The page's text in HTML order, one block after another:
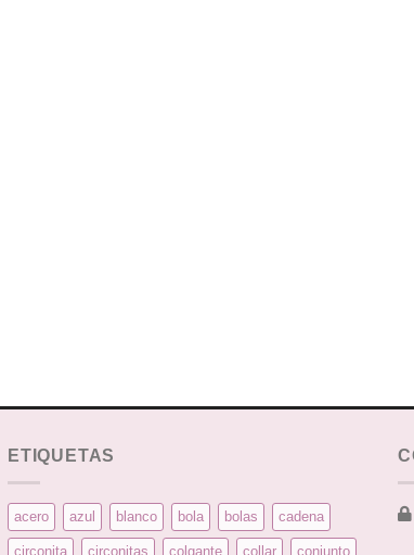
ETIQUETAS
acero azul blanco bola bolas cadena
circonita circonitas colgante collar conjunto